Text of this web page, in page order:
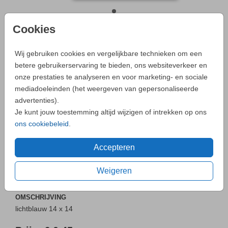
Cookies
Wij gebruiken cookies en vergelijkbare technieken om een
betere gebruikerservaring te bieden, ons websiteverkeer en
onze prestaties te analyseren en voor marketing- en sociale
mediadoeleinden (het weergeven van gepersonaliseerde
advertenties).
Je kunt jouw toestemming altijd wijzigen of intrekken op ons
ons cookiebeleid
Accepteren
Weigeren
Aantal x 1 Prijs:€ 0,45
met ons op als je een vraag hebt.
OMSCHRIJVING
lichtblauw 14 x 14